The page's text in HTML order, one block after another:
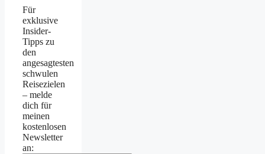
Für
exklusive
Insider-
Tipps zu
den
angesagtesten
schwulen
Reisezielen
– melde
dich für
meinen
kostenlosen
Newsletter
an: